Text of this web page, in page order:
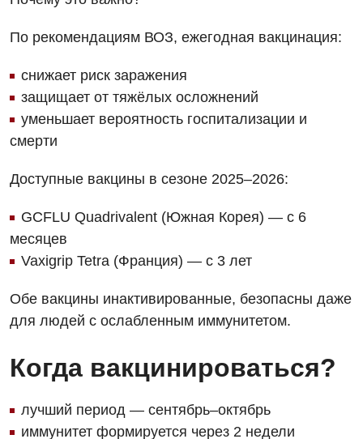
По рекомендациям ВОЗ, ежегодная вакцинация:
снижает риск заражения
защищает от тяжёлых осложнений
уменьшает вероятность госпитализации и
смерти
Доступные вакцины в сезоне 2025–2026:
GCFLU Quadrivalent (Южная Корея) — с 6
месяцев
Vaxigrip Tetra (Франция) — с 3 лет
Обе вакцины инактивированные, безопасны даже
для людей с ослабленным иммунитетом.
Когда вакцинироваться?
лучший период — сентябрь–октябрь
иммунитет формируется через 2 недели